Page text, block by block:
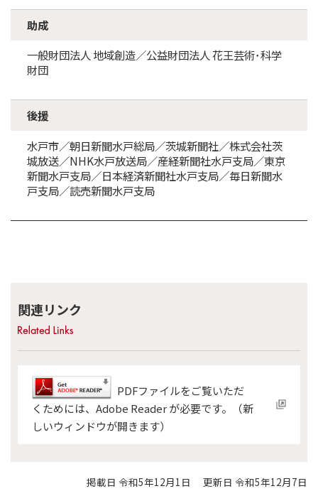
助成
一般財団法人 地域創造／公益財団法人 花王芸術･科学
財団
後援
水戸市／朝日新聞水戸総局／茨城新聞社／株式会社茨
城放送／NHK水戸放送局／産経新聞社水戸支局／東京
新聞水戸支局／日本経済新聞社水戸支局／毎日新聞水
戸支局／読売新聞水戸支局
関連リンク
PDFファイルをご覧いただ
くためには、Adobe Reader が必要です。（新
しいウィンドウが開きます）
掲載日 令和5年12月1日 更新日 令和5年12月7日